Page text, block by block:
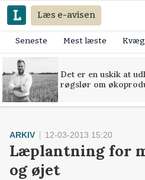
Læs e-avisen
Seneste Mest læste Kvæg
Det er en uskik at
røgslør om
ARKIV 12-03-2013 15:20
Læplantning for
og øjet